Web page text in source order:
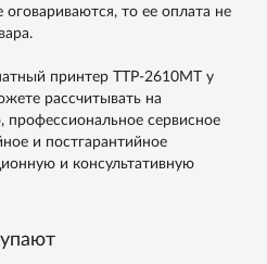
оговариваются, то ее оплата не
принтер TTP-2610MT у
рассчитывать на
профессиональное сервисное
и постгарантийное
и консультативную